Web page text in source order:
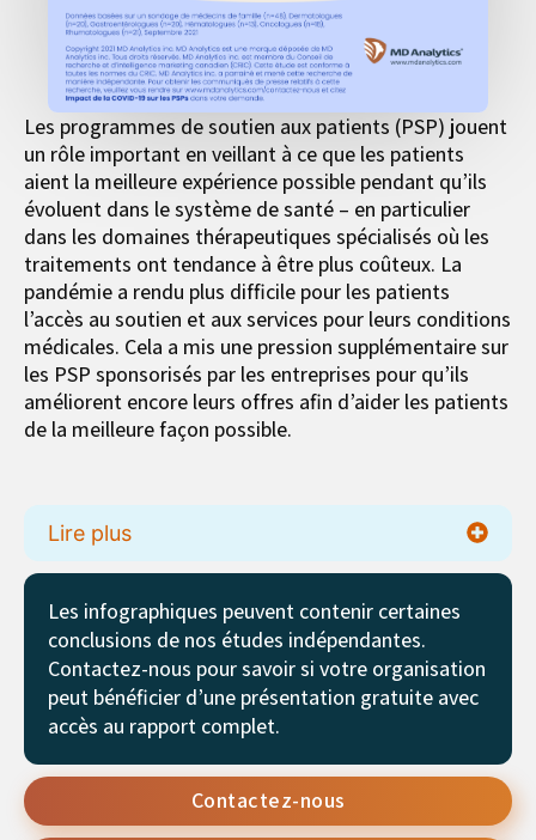
Les programmes de soutien aux patients (PSP) jouent
un rôle important en veillant à ce que les patients
aient la meilleure expérience possible pendant qu’ils
évoluent dans le système de santé – en particulier
dans les domaines thérapeutiques spécialisés où les
traitements ont tendance à être plus coûteux. La
pandémie a rendu plus difficile pour les patients
l’accès au soutien et aux services pour leurs conditions
médicales. Cela a mis une pression supplémentaire sur
les PSP sponsorisés par les entreprises pour qu’ils
améliorent encore leurs offres afin d’aider les patients
de la meilleure façon possible.
Lire plus
Les infographiques peuvent contenir certaines
conclusions de nos études indépendantes.
Contactez-nous pour savoir si votre organisation
peut bénéficier d’une présentation gratuite avec
accès au rapport complet.
Contactez-nous